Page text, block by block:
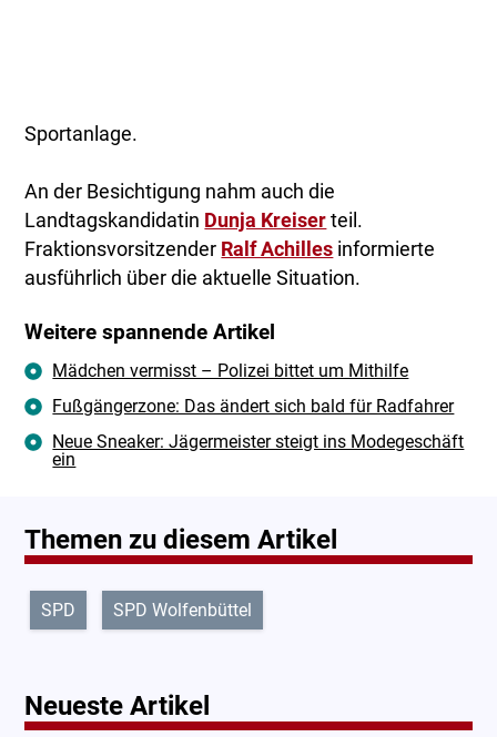
Sportanlage.
An der Besichtigung nahm auch die
Landtagskandidatin Dunja Kreiser teil.
Fraktionsvorsitzender Ralf Achilles informierte
ausführlich über die aktuelle Situation.
Weitere spannende Artikel
Mädchen vermisst – Polizei bittet um Mithilfe
Fußgängerzone: Das ändert sich bald für Radfahrer
Neue Sneaker: Jägermeister steigt ins Modegeschäft
ein
Themen zu diesem Artikel
SPD SPD Wolfenbüttel
Neueste Artikel